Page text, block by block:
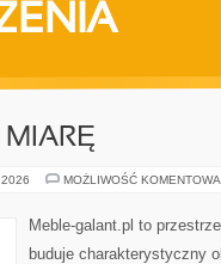
MIARĘ
MOŻLIWOŚĆ
Meble-galant.pl to
buduje charakterystyczny